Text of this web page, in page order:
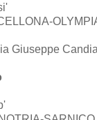
Giuseppe